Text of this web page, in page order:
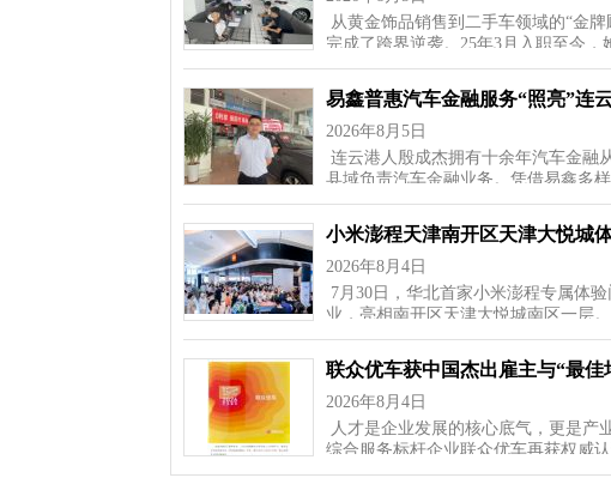
从黄金饰品销售到二手车领域的“金
完成了跨界逆袭。25年3月入职至今，
易鑫普惠汽车金融服务“照亮”连
2026年8月5日
连云港人殷成杰拥有十余年汽车金融
县域负责汽车金融业务。凭借易鑫多
小米澎程天津南开区天津大悦城
2026年8月4日
7月30日，华北首家小米澎程专属体
业，亮相南开区天津大悦城南区一层
联众优车获中国杰出雇主与“最佳
2026年8月4日
人才是企业发展的核心底气，更是产
综合服务标杆企业联众优车再获权威